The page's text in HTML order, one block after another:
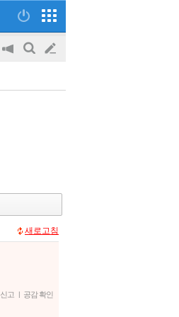
공
on/off
검
글
쓰
새로고침
신고 | 공감 확인